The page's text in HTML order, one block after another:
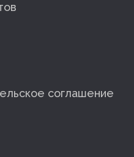
соглашение